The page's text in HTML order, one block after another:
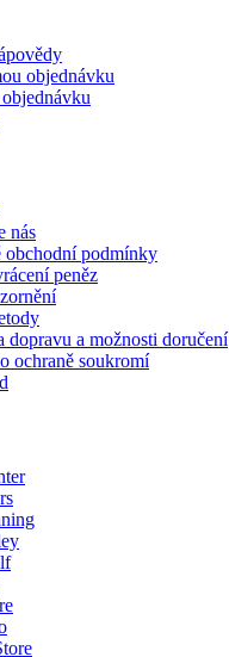
objednávku
nás
obchodní podmínky
peněz
dopravu a možnosti doručení
ochraně soukromí